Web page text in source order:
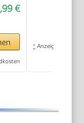
€
* Anzeige